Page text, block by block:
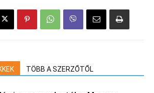
TÖBB A SZERZŐTŐL